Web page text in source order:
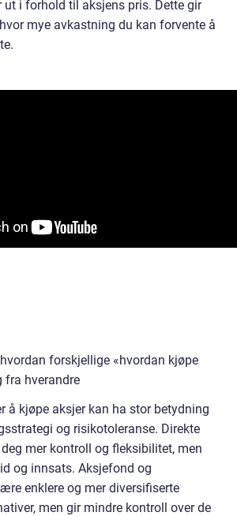
ut i forhold til aksjens pris. Dette gir
mye avkastning du kan forvente å
forskjellige «hvordan kjøpe
fra hverandre
å kjøpe aksjer kan ha stor betydning
og risikotoleranse. Direkte
mer kontroll og fleksibilitet, men
og innsats. Aksjefond og
enklere og mer diversifiserte
men gir mindre kontroll over de